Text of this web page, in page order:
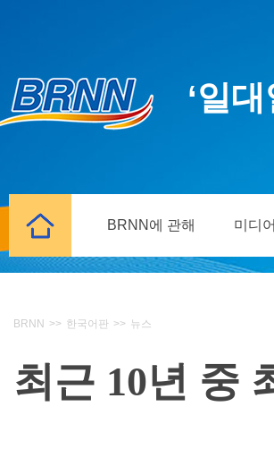
‘일
BRNN에 관해 미디
BRNN >> 한국어판 >> 뉴스
최근 10년 중